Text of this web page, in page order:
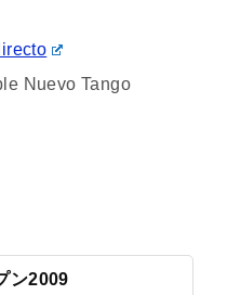
Nuevo Tango
ン2009